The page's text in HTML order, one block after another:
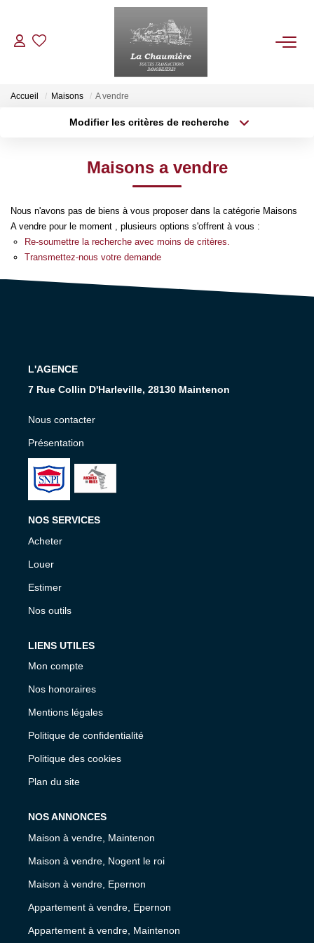
ACHETER
ESTIMER
NOS BIENS VENDUS
NOTRE AGENCE
Qui Sommes Nous
Accueil Maisons A vendre
Modifier les critères de recherche
Budget max Plus de critères
Maisons a vendre
Nous n'avons pas de biens à vous proposer dans la catégorie Maisons
A vendre pour le moment , plusieurs options s'offrent à vous :
Re-soumettre la recherche avec moins de critères.
Transmettez-nous votre demande
L'AGENCE
7 Rue Collin D'Harleville, 28130 Maintenon
Nous contacter
Présentation
NOS SERVICES
Acheter
Louer
Estimer
Nos outils
LIENS UTILES
Mon compte
Nos honoraires
Mentions légales
Politique de confidentialité
Politique des cookies
Plan du site
NOS ANNONCES
Maison à vendre, Maintenon
Maison à vendre, Nogent le roi
Maison à vendre, Epernon
Appartement à vendre, Epernon
Appartement à vendre, Maintenon